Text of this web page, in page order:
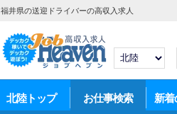
福井県の送迎ドライバーの高収入求人
北陸トップ お仕事検索 新着